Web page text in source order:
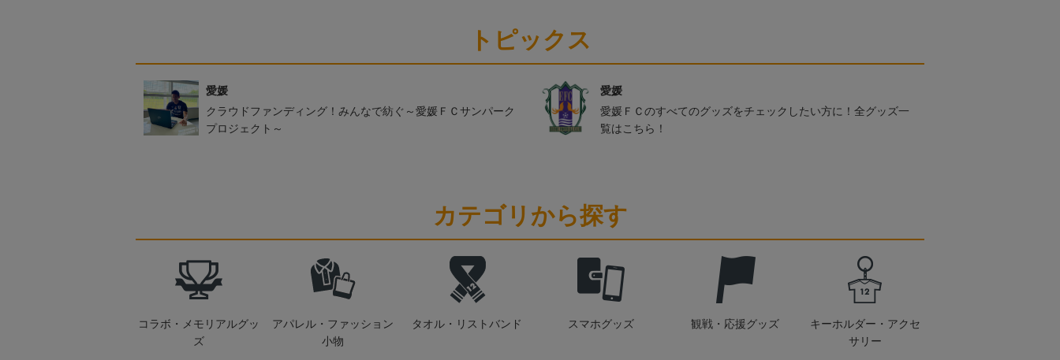
トピックス
愛媛
クラウドファンディング！みんなで紡ぐ～愛媛ＦＣサンパーク
プロジェクト～
愛媛
愛媛ＦＣのすべてのグッズをチェックしたい方に！全グッズ一
覧はこちら！
カテゴリから探す
コラボ・メモリアルグッ
ズ
アパレル・ファッション
小物
タオル・リストバンド スマホグッズ 観戦・応援グッズ
キーホルダー・アクセ
サリー